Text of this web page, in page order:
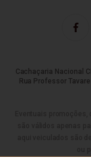
Cachaçaria Nacional
Rua Professor